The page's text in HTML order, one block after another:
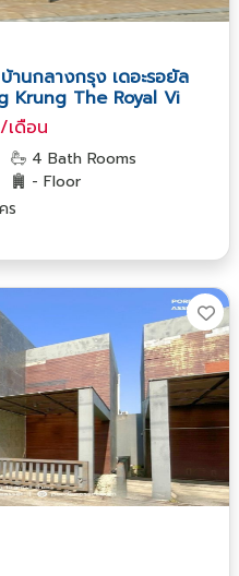
านกลางกรุง เดอะรอยัล
Krung The Royal Vi
ดือน
4 Bath Rooms
- Floor
ร